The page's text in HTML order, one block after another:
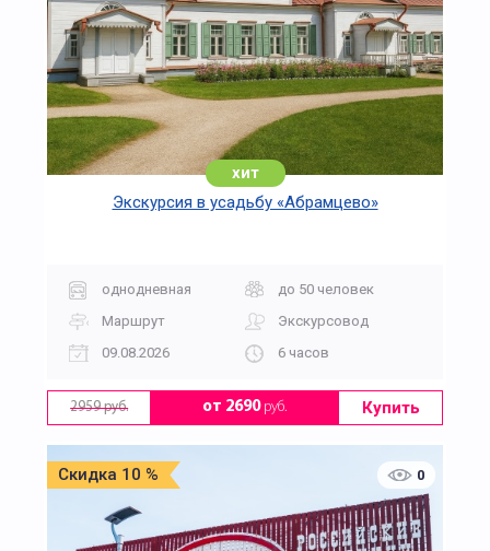
хит
Экскурсия в усадьбу «Абрамцево»
однодневная
до 50 человек
Маршрут
Экскурсовод
09.08.2026
6 часов
2959 руб. от 2690руб. Купить
Скидка 10 % 0